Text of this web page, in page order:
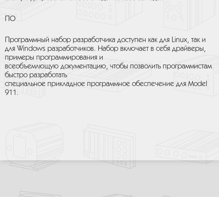
ПО
Программный набор разработчика доступен как для Linux, так и
для Windows разработчиков. Набор включает в себя драйверы,
примеры программирования и
всеобъемлющую документацию, чтобы позволить программистам
быстро разработать
специальное прикладное программное обеспечение для Model
911.